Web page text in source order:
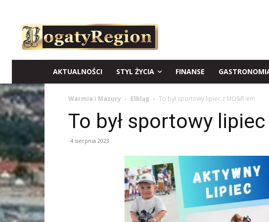
AKTUALNOŚCI STYL ŻYCIA FINANSE
Warmia i Mazury Elbląg To był sportowy lipiec z MOSiR-em
To był sportowy
4 sierpnia 2023